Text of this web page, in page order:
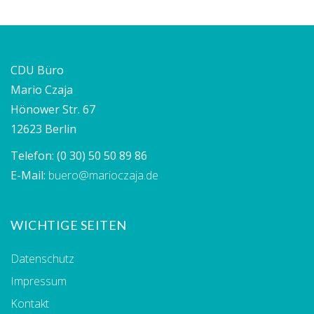
CDU Büro
Mario Czaja
Hönower Str. 67
12623 Berlin
Telefon: (0 30) 50 50 89 86
E-Mail: buero@marioczaja.de
WICHTIGE SEITEN
Datenschutz
Impressum
Kontakt